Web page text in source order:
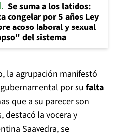
Se suma a los latidos:
congelar por 5 años Ley
acoso laboral y sexual
del sistema
la agrupación manifestó
por su falta
que a su parecer son
destacó la vocera y
Saavedra, se